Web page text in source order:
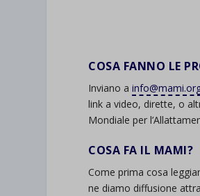
COSA FANNO LE
Inviano a
link a video, dirette, o
Mondiale per
COSA FA IL MAMI?
Come prima cosa
ne diamo diffusione